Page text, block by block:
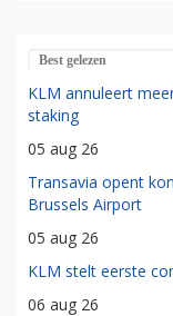
Best gelezen
KLM annuleert
staking
05 aug 26
Transavia opent
Brussels Airport
05 aug 26
KLM stelt eerste
06 aug 26